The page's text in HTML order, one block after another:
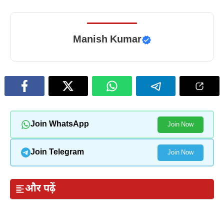
Manish Kumar
Join WhatsApp Join Now
Join Telegram Join Now
और पढ़ें